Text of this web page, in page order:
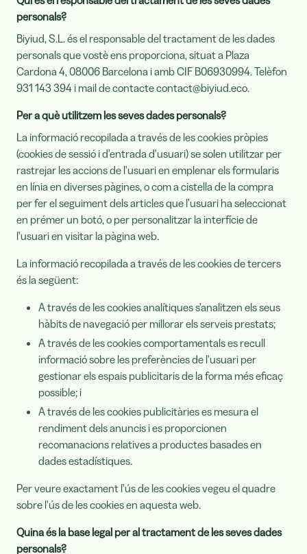
personals?
Biyiud, S.L. és el responsable del tractament de les dades
personals que vostè ens proporciona, situat a Plaza
Cardona 4, 08006 Barcelona i amb CIF B06930994. Telèfon
931 143 394 i mail de contacte contact@biyiud.eco.
Per a què utilitzem les seves dades personals?
La informació recopilada a través de les cookies pròpies
(cookies de sessió i d'entrada d'usuari) se solen utilitzar per
rastrejar les accions de l'usuari en emplenar els formularis
en línia en diverses pàgines, o com a cistella de la compra
per fer el seguiment dels articles que l'usuari ha seleccionat
en prémer un botó, o per personalitzar la interfície de
l'usuari en visitar la pàgina web.
La informació recopilada a través de les cookies de tercers
és la següent:
A través de les cookies analítiques s'analitzen els seus
hàbits de navegació per millorar els serveis prestats;
A través de les cookies comportamentals es recull
informació sobre les preferències de l'usuari per
gestionar els espais publicitaris de la forma més eficaç
possible; i
A través de les cookies publicitàries es mesura el
rendiment dels anuncis i es proporcionen
recomanacions relatives a productes basades en
dades estadístiques.
Per veure exactament l'ús de les cookies vegeu el quadre
sobre l'ús de les cookies en aquesta web.
Quina és la base legal per al tractament de les seves dades
personals?